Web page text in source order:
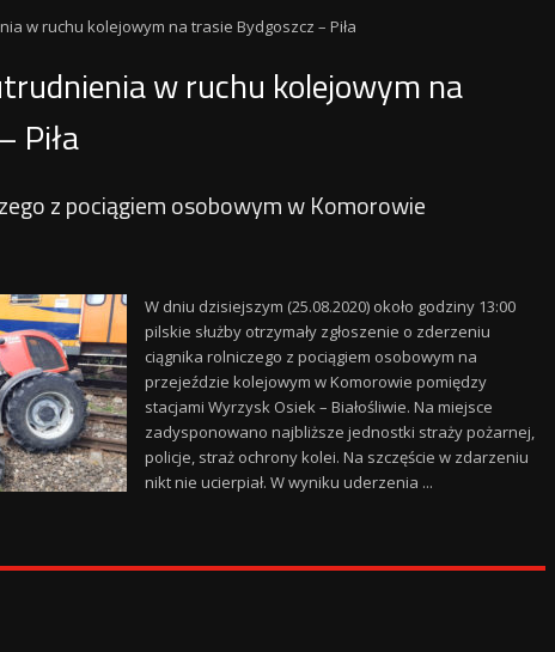
w ruchu kolejowym na trasie Bydgoszcz – Piła
w ruchu kolejowym na
Piła
z pociągiem osobowym w Komorowie
W dniu dzisiejszym (25.08.2020) około godziny 13:00
pilskie służby otrzymały zgłoszenie o zderzeniu
ciągnika rolniczego z pociągiem osobowym na
przejeździe kolejowym w Komorowie pomiędzy
stacjami Wyrzysk Osiek – Białośliwie. Na miejsce
zadysponowano najbliższe jednostki straży pożarnej,
policje, straż ochrony kolei. Na szczęście w zdarzeniu
nikt nie ucierpiał. W wyniku uderzenia ...